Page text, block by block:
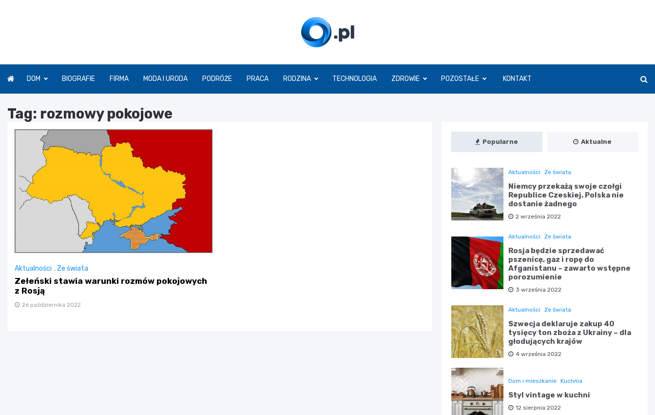
O.pl
DOM BIOGRAFIE FIRMA MODA I URODA PODRÓŻE PRACA RODZINA TECHNOLOGIA ZDROWIE POZOSTAŁE KONTAKT
Tag: rozmowy pokojowe
Aktualności , Ze świata
Zełeński stawia warunki rozmów pokojowych
z Rosją
26 października 2022
Popularne Aktualne
Aktualności Ze świata
Niemcy przekażą swoje czołgi
Republice Czeskiej. Polska nie
dostanie żadnego
2 września 2022
Aktualności Ze świata
Rosja będzie sprzedawać
pszenicę, gaz i ropę do
Afganistanu – zawarto wstępne
porozumienie
3 września 2022
Aktualności Ze świata
Szwecja deklaruje zakup 40
tysięcy ton zboża z Ukrainy – dla
głodujących krajów
4 września 2022
Dom i mieszkanie Kuchnia
Styl vintage w kuchni
12 sierpnia 2022